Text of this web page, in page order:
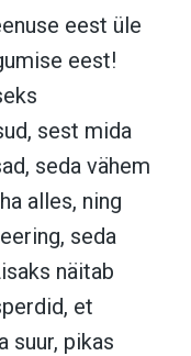
eest üle
eest!
sest mida
seda vähem
alles, ning
seda
näitab
et
suur, pikas